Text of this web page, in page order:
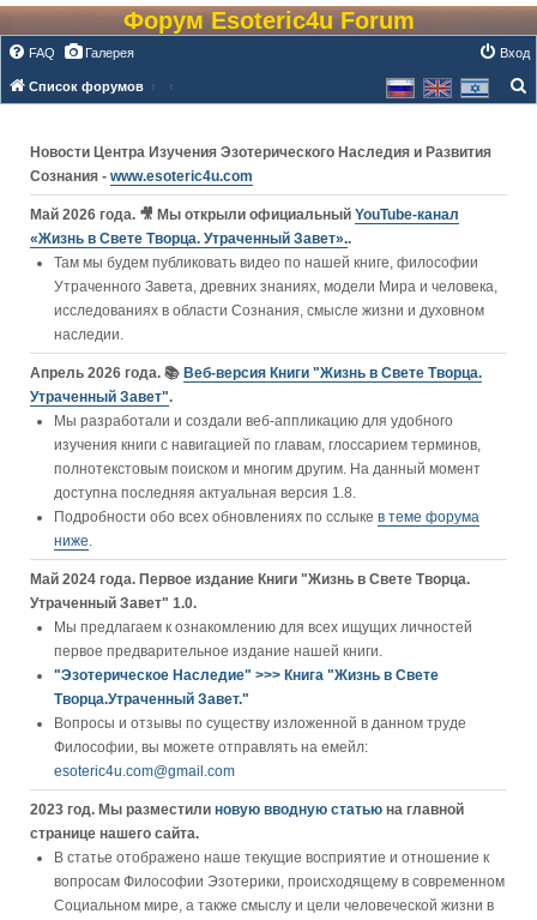
Форум Esoteric4u Forum
FAQ Галерея Вход
Список форумов
Новости Центра Изучения Эзотерического Наследия и Развития
Сознания - www.esoteric4u.com
Май 2026 года. 🎥 Мы открыли официальный YouTube‑канал
«Жизнь в Свете Творца. Утраченный Завет»..
Там мы будем публиковать видео по нашей книге, философии
Утраченного Завета, древних знаниях, модели Мира и человека,
исследованиях в области Сознания, смысле жизни и духовном
наследии.
Апрель 2026 года. 📚 Веб-версия Книги "Жизнь в Свете Творца.
Утраченный Завет".
Мы разработали и создали веб-аппликацию для удобного
изучения книги c навигацией по главам, глоссарием терминов,
полнотекстовым поиском и многим другим. На данный момент
доступна последняя актуальная версия 1.8.
Подробности обо всех обновлениях по сслыке в теме форума
ниже.
Май 2024 года. Первое издание Книги "Жизнь в Свете Творца.
Утраченный Завет" 1.0.
Мы предлагаем к ознакомлению для всех ищущих личностей
первое предварительное издание нашей книги.
"Эзотерическое Наследие" >>> Книга "Жизнь в Свете
Творца.Утраченный Завет."
Вопросы и отзывы по существу изложенной в данном труде
Философии, вы можете отправлять на емейл:
esoteric4u.com@gmail.com
2023 год. Мы разместили новую вводную статью на главной
странице нашего сайта.
В статье отображено наше текущие восприятие и отношение к
вопросам Философии Эзотерики, происходящему в современном
Социальном мире, а также смыслу и цели человеческой жизни в